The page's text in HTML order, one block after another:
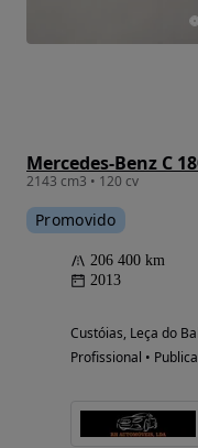
Mercedes-Benz C
2143 cm3 • 120 cv
Promovido
206 400 km
2013
Custóias, Leça do
Profissional •